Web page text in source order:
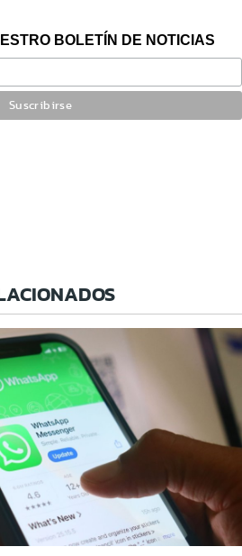
BOLETÍN DE NOTICIAS